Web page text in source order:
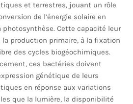
et terrestres, jouant un rôle
de l’énergie solaire en
Cette capacité leur
production primaire, à la fixation
des cycles biogéochimiques.
ces bactéries doivent
génétique de leurs
en réponse aux variations
que la lumière, la disponibilité